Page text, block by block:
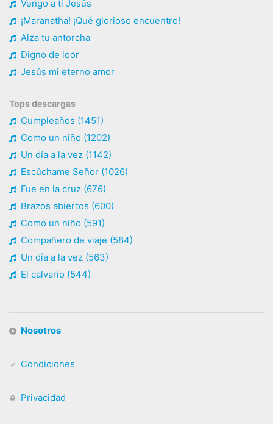
Vengo a ti Jesús
¡Maranatha! ¡Qué glorioso encuentro!
Alza tu antorcha
Digno de loor
Jesús mi eterno amor
Tops descargas
Cumpleaños (1451)
Como un niño (1202)
Un día a la vez (1142)
Escúchame Señor (1026)
Fue en la cruz (676)
Brazos abiertos (600)
Como un niño (591)
Compañero de viaje (584)
Un día a la vez (563)
El calvario (544)
Nosotros
Condiciones
Privacidad